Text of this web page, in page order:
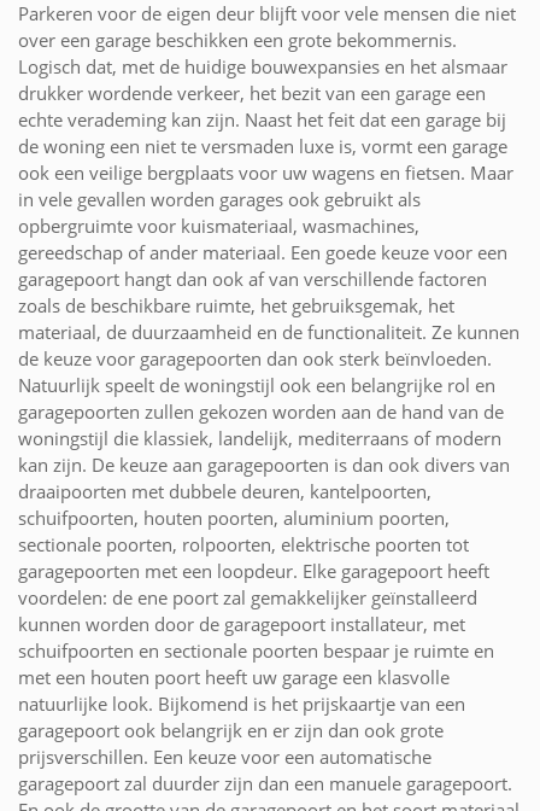
Parkeren voor de eigen deur blijft voor vele mensen die niet
over een garage beschikken een grote bekommernis.
Logisch dat, met de huidige bouwexpansies en het alsmaar
drukker wordende verkeer, het bezit van een garage een
echte verademing kan zijn. Naast het feit dat een garage bij
de woning een niet te versmaden luxe is, vormt een garage
ook een veilige bergplaats voor uw wagens en fietsen. Maar
in vele gevallen worden garages ook gebruikt als
opbergruimte voor kuismateriaal, wasmachines,
gereedschap of ander materiaal. Een goede keuze voor een
garagepoort hangt dan ook af van verschillende factoren
zoals de beschikbare ruimte, het gebruiksgemak, het
materiaal, de duurzaamheid en de functionaliteit. Ze kunnen
de keuze voor garagepoorten dan ook sterk beïnvloeden.
Natuurlijk speelt de woningstijl ook een belangrijke rol en
garagepoorten zullen gekozen worden aan de hand van de
woningstijl die klassiek, landelijk, mediterraans of modern
kan zijn. De keuze aan garagepoorten is dan ook divers van
draaipoorten met dubbele deuren, kantelpoorten,
schuifpoorten, houten poorten, aluminium poorten,
sectionale poorten, rolpoorten, elektrische poorten tot
garagepoorten met een loopdeur. Elke garagepoort heeft
voordelen: de ene poort zal gemakkelijker geïnstalleerd
kunnen worden door de garagepoort installateur, met
schuifpoorten en sectionale poorten bespaar je ruimte en
met een houten poort heeft uw garage een klasvolle
natuurlijke look. Bijkomend is het prijskaartje van een
garagepoort ook belangrijk en er zijn dan ook grote
prijsverschillen. Een keuze voor een automatische
garagepoort zal duurder zijn dan een manuele garagepoort.